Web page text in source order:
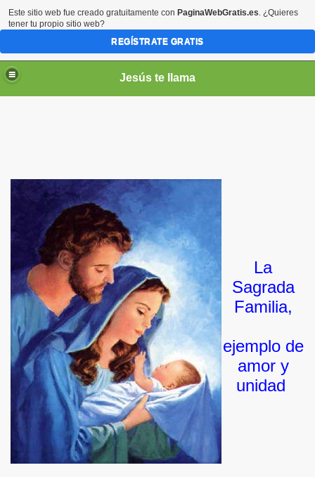
Jesús te llama
La
Sagrada
Familia,
ejemplo de
amor y
unidad
Rosario
Este sitio web fue creado gratuitamente con PaginaWebGratis.es. ¿Quieres
tener tu propio sitio web?
REGÍSTRATE GRATIS